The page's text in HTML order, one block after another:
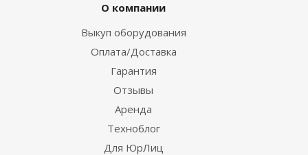
О компании
Выкуп оборудования
Оплата/Доставка
Гарантия
Отзывы
Аренда
Техноблог
Для ЮрЛиц